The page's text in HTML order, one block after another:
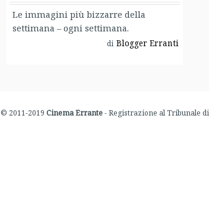
Le immagini più bizzarre della
settimana – ogni settimana.
di Blogger Erranti
© 2011-2019 Cinema Errante- Registrazione al Tribunale